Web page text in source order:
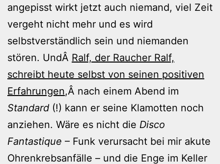
angepisst wirkt jetzt auch niemand, viel Zeit
vergeht nicht mehr und es wird
selbstverständlich sein und niemanden
stören. UndÂ Ralf, der Raucher Ralf,
schreibt heute selbst von seinen positiven
Erfahrungen,Â nach einem Abend im
Standard (!) kann er seine Klamotten noch
anziehen. Wäre es nicht die Disco
Fantastique – Funk verursacht bei mir akute
Ohrenkrebsanfälle – und die Enge im Keller